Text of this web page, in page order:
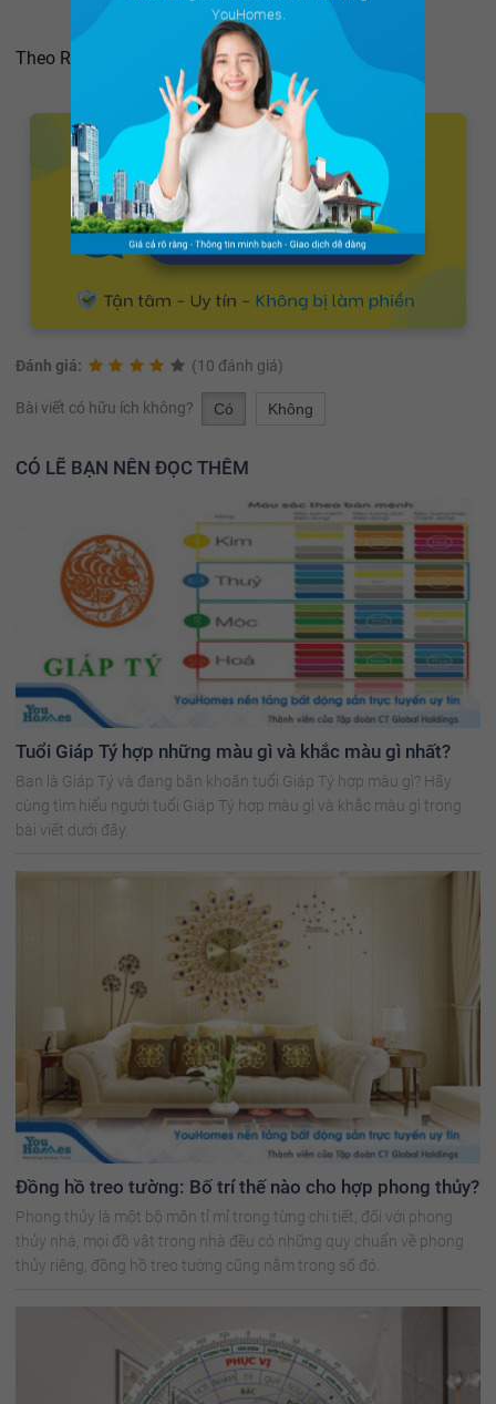
Theo Reatimes.vn
Đánh giá: (10 đánh giá)
Bài viết có hữu ích không? Có Không
CÓ LẼ BẠN NÊN ĐỌC THÊM
Tuổi Giáp Tý hợp những màu gì và khắc màu gì nhất?
Bạn là Giáp Tý và đang băn khoăn tuổi Giáp Tý hợp màu gì? Hãy
cùng tìm hiểu người tuổi Giáp Tý hợp màu gì và khắc màu gì trong
bài viết dưới đây.
Đồng hồ treo tường: Bố trí thế nào cho hợp phong thủy?
Phong thủy là một bộ môn tỉ mỉ trong từng chi tiết, đối với phong
thủy nhà, mọi đồ vật trong nhà đều có những quy chuẩn về phong
thủy riêng, đồng hồ treo tường cũng nằm trong số đó.
YouHomes.